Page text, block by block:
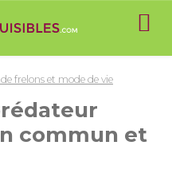
frelons et mode de vie
commun et